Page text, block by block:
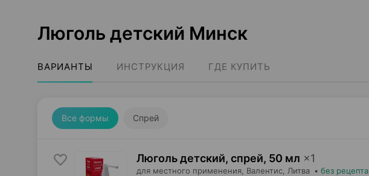
Люголь детский Минск
ВАРИАНТЫ ИНСТРУКЦИЯ ГДЕ КУПИТЬ
Все формы Спрей
Люголь детский, спрей, 50 мл ×1
для местного применения, Валентис , Литва • без рецепта